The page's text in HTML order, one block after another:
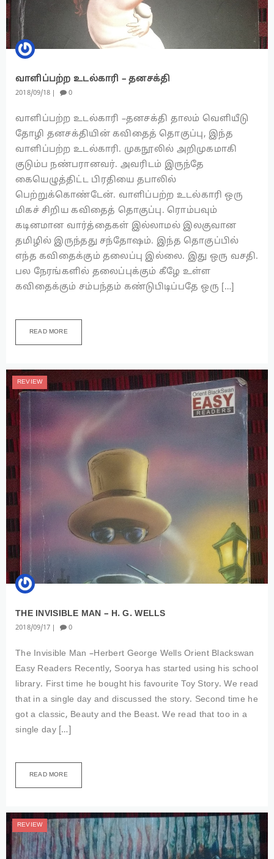
வாளிப்பற்ற உடல்காரி – தனசக்தி
2018 09 18 0
வாளிப்பற்ற உடல்காரி –தனசக்தி தாலம் வெளியீடு
தோழி தனசக்தியின் கவிதைத் தொகுப்பு, இந்த
வாளிப்பற்ற உடல்காரி. முகநூலில் அறிமுகமாகி
குடும்ப நண்பரானவர். அவரிடம் இருந்தே
கையெழுத்திட்ட பிரதியை தபாலில்
பெற்றுக்கொண்டேன். வாளிப்பற்ற உடல்காரி ஒரு
மிகச் சிறிய கவிதைத் தொகுப்பு. ரொம்பவும்
கடினமான வார்த்தைகள் இல்லாமல் இலகுவான
தமிழில் இருந்தது சந்தோஷம். இந்த தொகுப்பில்
எந்த கவிதைக்கும் தலைப்பு இல்லை. இது ஒரு வசதி.
பல நேரங்களில் தலைப்புக்கும் கீழே உள்ள
கவிதைக்கும் சம்பந்தம் கண்டுபிடிப்பதே ஒரு […]
READ MORE
REVIEW
THE INVISIBLE MAN – H. G. WELLS
2018 09 17 0
The Invisible Man –Herbert George Wells Orient Blackswan
Easy Readers Recently, Soorya has started using his school
library. First time he bought his favourite Toy Story. We read
that in a single day and discussed the story. Second time he
got a classic, Beauty and the Beast. We read that too in a
single day […]
READ MORE
REVIEW